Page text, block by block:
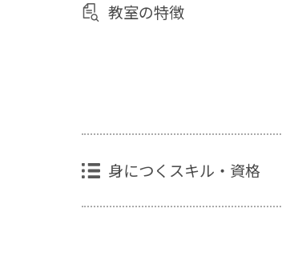
教室の特徴
身につくスキル・資格